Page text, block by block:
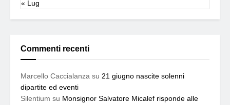
« Lug
Commenti recenti
Marcello Caccialanza su 21 giugno nascite solenni
dipartite ed eventi
Silentium su Monsignor Salvatore Micalef risponde alle